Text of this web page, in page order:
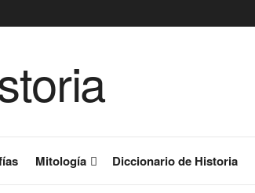
Mitología Diccionario de Historia